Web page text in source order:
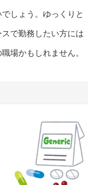
しょう。ゆっくりと
スで勤務したい方には
場かもしれません。